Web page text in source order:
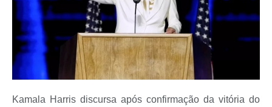
Kamala Harris discursa após confirmação da vitória do